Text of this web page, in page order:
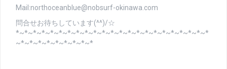
Mail:northoceanblue@nobsurf-okinawa.com
問合せお待ちしています(^^)/☆
*~*~*~*~*~*~*~*~*~*~*~*~*~*~*~*~*~*~*~*~*~*~*
~*~*~*~*~*~*~*~*~*